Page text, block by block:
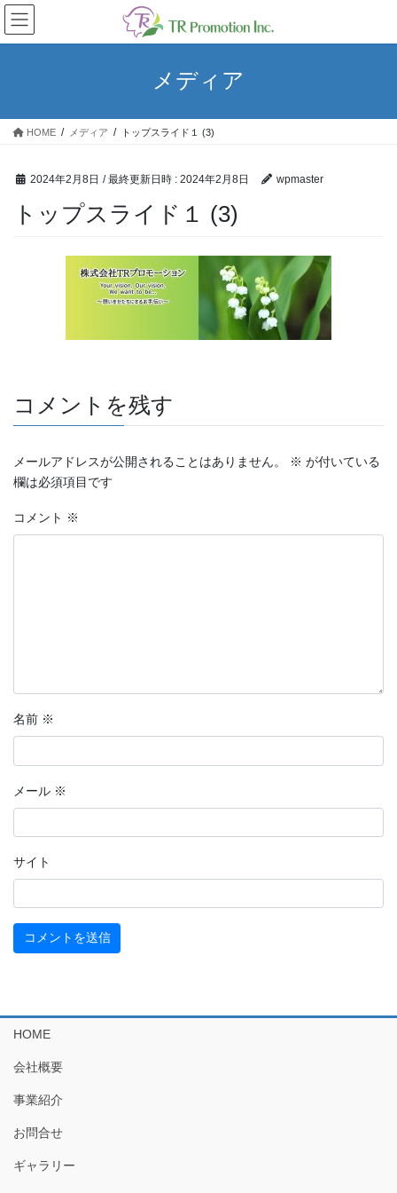
コ
ン
テ
ス
ナ
ビ
ゲ
ン
メディア
HOME メディア トップスライド１ (3)
2024年2月8日 / 最終更新日時 : 2024年2月8日 wpmaster
トップスライド１ (3)
コメントを残す
メールアドレスが公開されることはありません。 ※ が付いている
欄は必須項目です
コメント ※
名前 ※
メール ※
サイト
HOME
会社概要
事業紹介
お問合せ
ギャラリー